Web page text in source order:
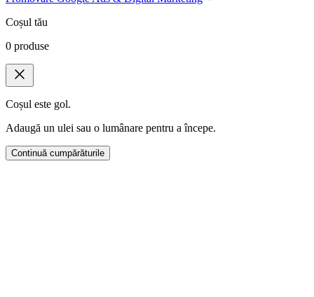
Coșul tău
0 produse
Coșul este gol.
Adaugă un ulei sau o lumânare pentru a începe.
Continuă cumpărăturile